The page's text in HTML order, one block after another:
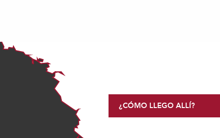
¿CÓMO LLEGO ALLÍ?